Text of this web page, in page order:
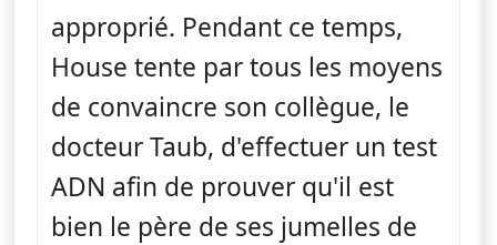
approprié. Pendant ce temps,
House tente par tous les moyens
de convaincre son collègue, le
docteur Taub, d'effectuer un test
ADN afin de prouver qu'il est
bien le père de ses jumelles de